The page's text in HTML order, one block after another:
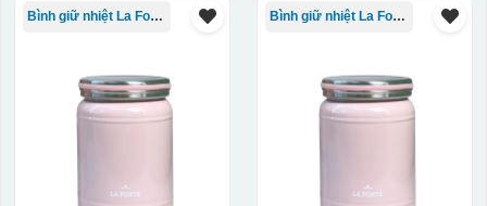
Bình giữ nhiệt La Fonte Bình giữ nhiệt La Fonte